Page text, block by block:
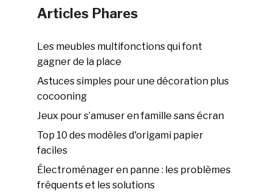
Articles Phares
Les meubles multifonctions qui font
gagner de la place
Astuces simples pour une décoration plus
cocooning
Jeux pour s’amuser en famille sans écran
Top 10 des modèles d'origami papier
faciles
Électroménager en panne : les problèmes
fréquents et les solutions